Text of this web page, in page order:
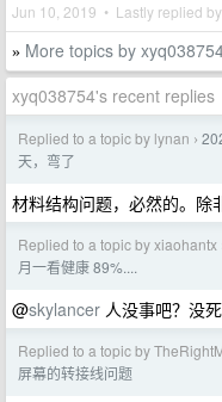
Jun 10, 2019 • Lastly replied by
» More topics by
xyq038754's recent replies
Replied to a topic by lynan ›
天，弯了
材料结构问题，必然的。
Replied to a topic by xiaohantx
月一看健康 89%....
@skylancer 人没事吧？没
Replied to a topic by
屏幕的转接线问题